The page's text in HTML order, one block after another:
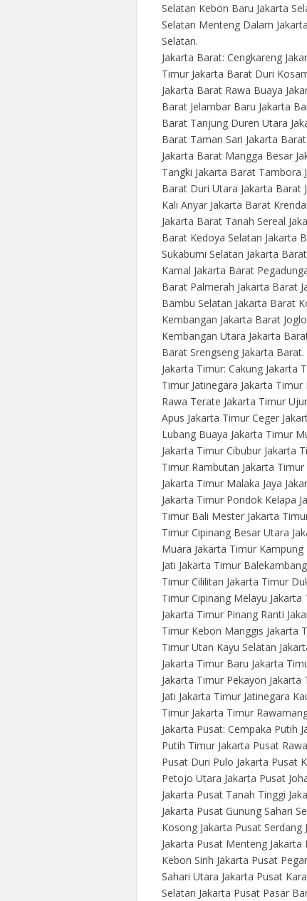
Selatan Kebon Baru Jakarta
Selatan Menteng Dalam
Selatan.
Jakarta Barat: Cengkareng
Timur Jakarta Barat Duri
Jakarta Barat Rawa Buaya
Barat Jelambar Baru Jakarta
Barat Tanjung Duren Utara
Barat Taman Sari Jakarta
Jakarta Barat Mangga Besar
Tangki Jakarta Barat Tambora
Barat Duri Utara Jakarta Barat
Kali Anyar Jakarta Barat
Jakarta Barat Tanah Sereal
Barat Kedoya Selatan Jakarta
Sukabumi Selatan Jakarta
Kamal Jakarta Barat
Barat Palmerah Jakarta Barat
Bambu Selatan Jakarta Barat
Kembangan Jakarta Barat
Kembangan Utara Jakarta
Barat Srengseng Jakarta Barat.
Jakarta Timur: Cakung Jakarta
Timur Jatinegara Jakarta
Rawa Terate Jakarta Timur
Apus Jakarta Timur Ceger
Lubang Buaya Jakarta Timur
Jakarta Timur Cibubur Jakarta
Timur Rambutan Jakarta
Jakarta Timur Malaka Jaya
Jakarta Timur Pondok Kelapa
Timur Bali Mester Jakarta
Timur Cipinang Besar Utara
Muara Jakarta Timur
Jati Jakarta Timur
Timur Cililitan Jakarta Timur
Timur Cipinang Melayu
Jakarta Timur Pinang Ranti
Timur Kebon Manggis Jakarta
Timur Utan Kayu Selatan
Jakarta Timur Baru Jakarta
Jakarta Timur Pekayon
Jati Jakarta Timur Jatinegara
Timur Jakarta Timur
Jakarta Pusat: Cempaka Putih
Putih Timur Jakarta Pusat
Pusat Duri Pulo Jakarta Pusat
Petojo Utara Jakarta Pusat
Jakarta Pusat Tanah Tinggi
Jakarta Pusat Gunung Sahari
Kosong Jakarta Pusat
Jakarta Pusat Menteng
Kebon Sirih Jakarta Pusat
Sahari Utara Jakarta Pusat
Selatan Jakarta Pusat Pasar